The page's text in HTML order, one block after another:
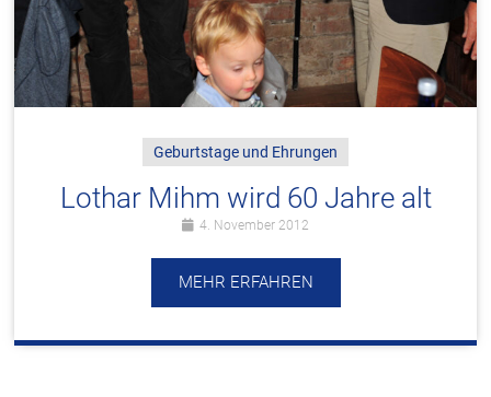
Geburtstage und Ehrungen
Lothar Mihm wird 60 Jahre alt
4. November 2012
MEHR ERFAHREN